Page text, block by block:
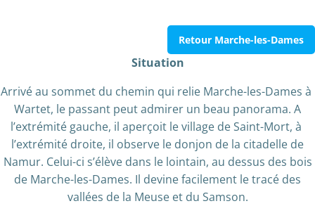
Retour Marche-les-Dames
Situation
Arrivé au sommet du chemin qui relie Marche-les-Dames à
Wartet, le passant peut admirer un beau panorama. A
l’extrémité gauche, il aperçoit le village de Saint-Mort, à
l’extrémité droite, il observe le donjon de la citadelle de
Namur. Celui-ci s’élève dans le lointain, au dessus des bois
de Marche-les-Dames. Il devine facilement le tracé des
vallées de la Meuse et du Samson.